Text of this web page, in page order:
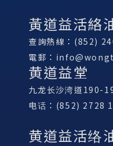
黃道益活絡
查詢熱線：(852)
電郵：
黄道益堂
九龙长沙湾道190-
电话：(852) 2728
黄道益活络